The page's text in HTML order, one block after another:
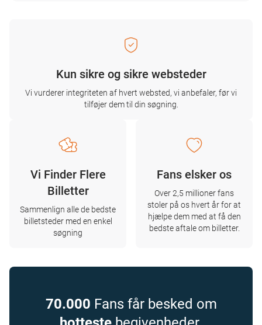
Kun sikre og sikre websteder
Vi vurderer integriteten af ​​hvert websted, vi anbefaler, før vi
tilføjer dem til din søgning.
Vi Finder Flere
Billetter
Sammenlign alle de bedste
billetsteder med en enkel
søgning
Fans elsker os
Over 2,5 millioner fans
stoler på os hvert år for at
hjælpe dem med at få den
bedste aftale om billetter.
70.000 Fans får besked om